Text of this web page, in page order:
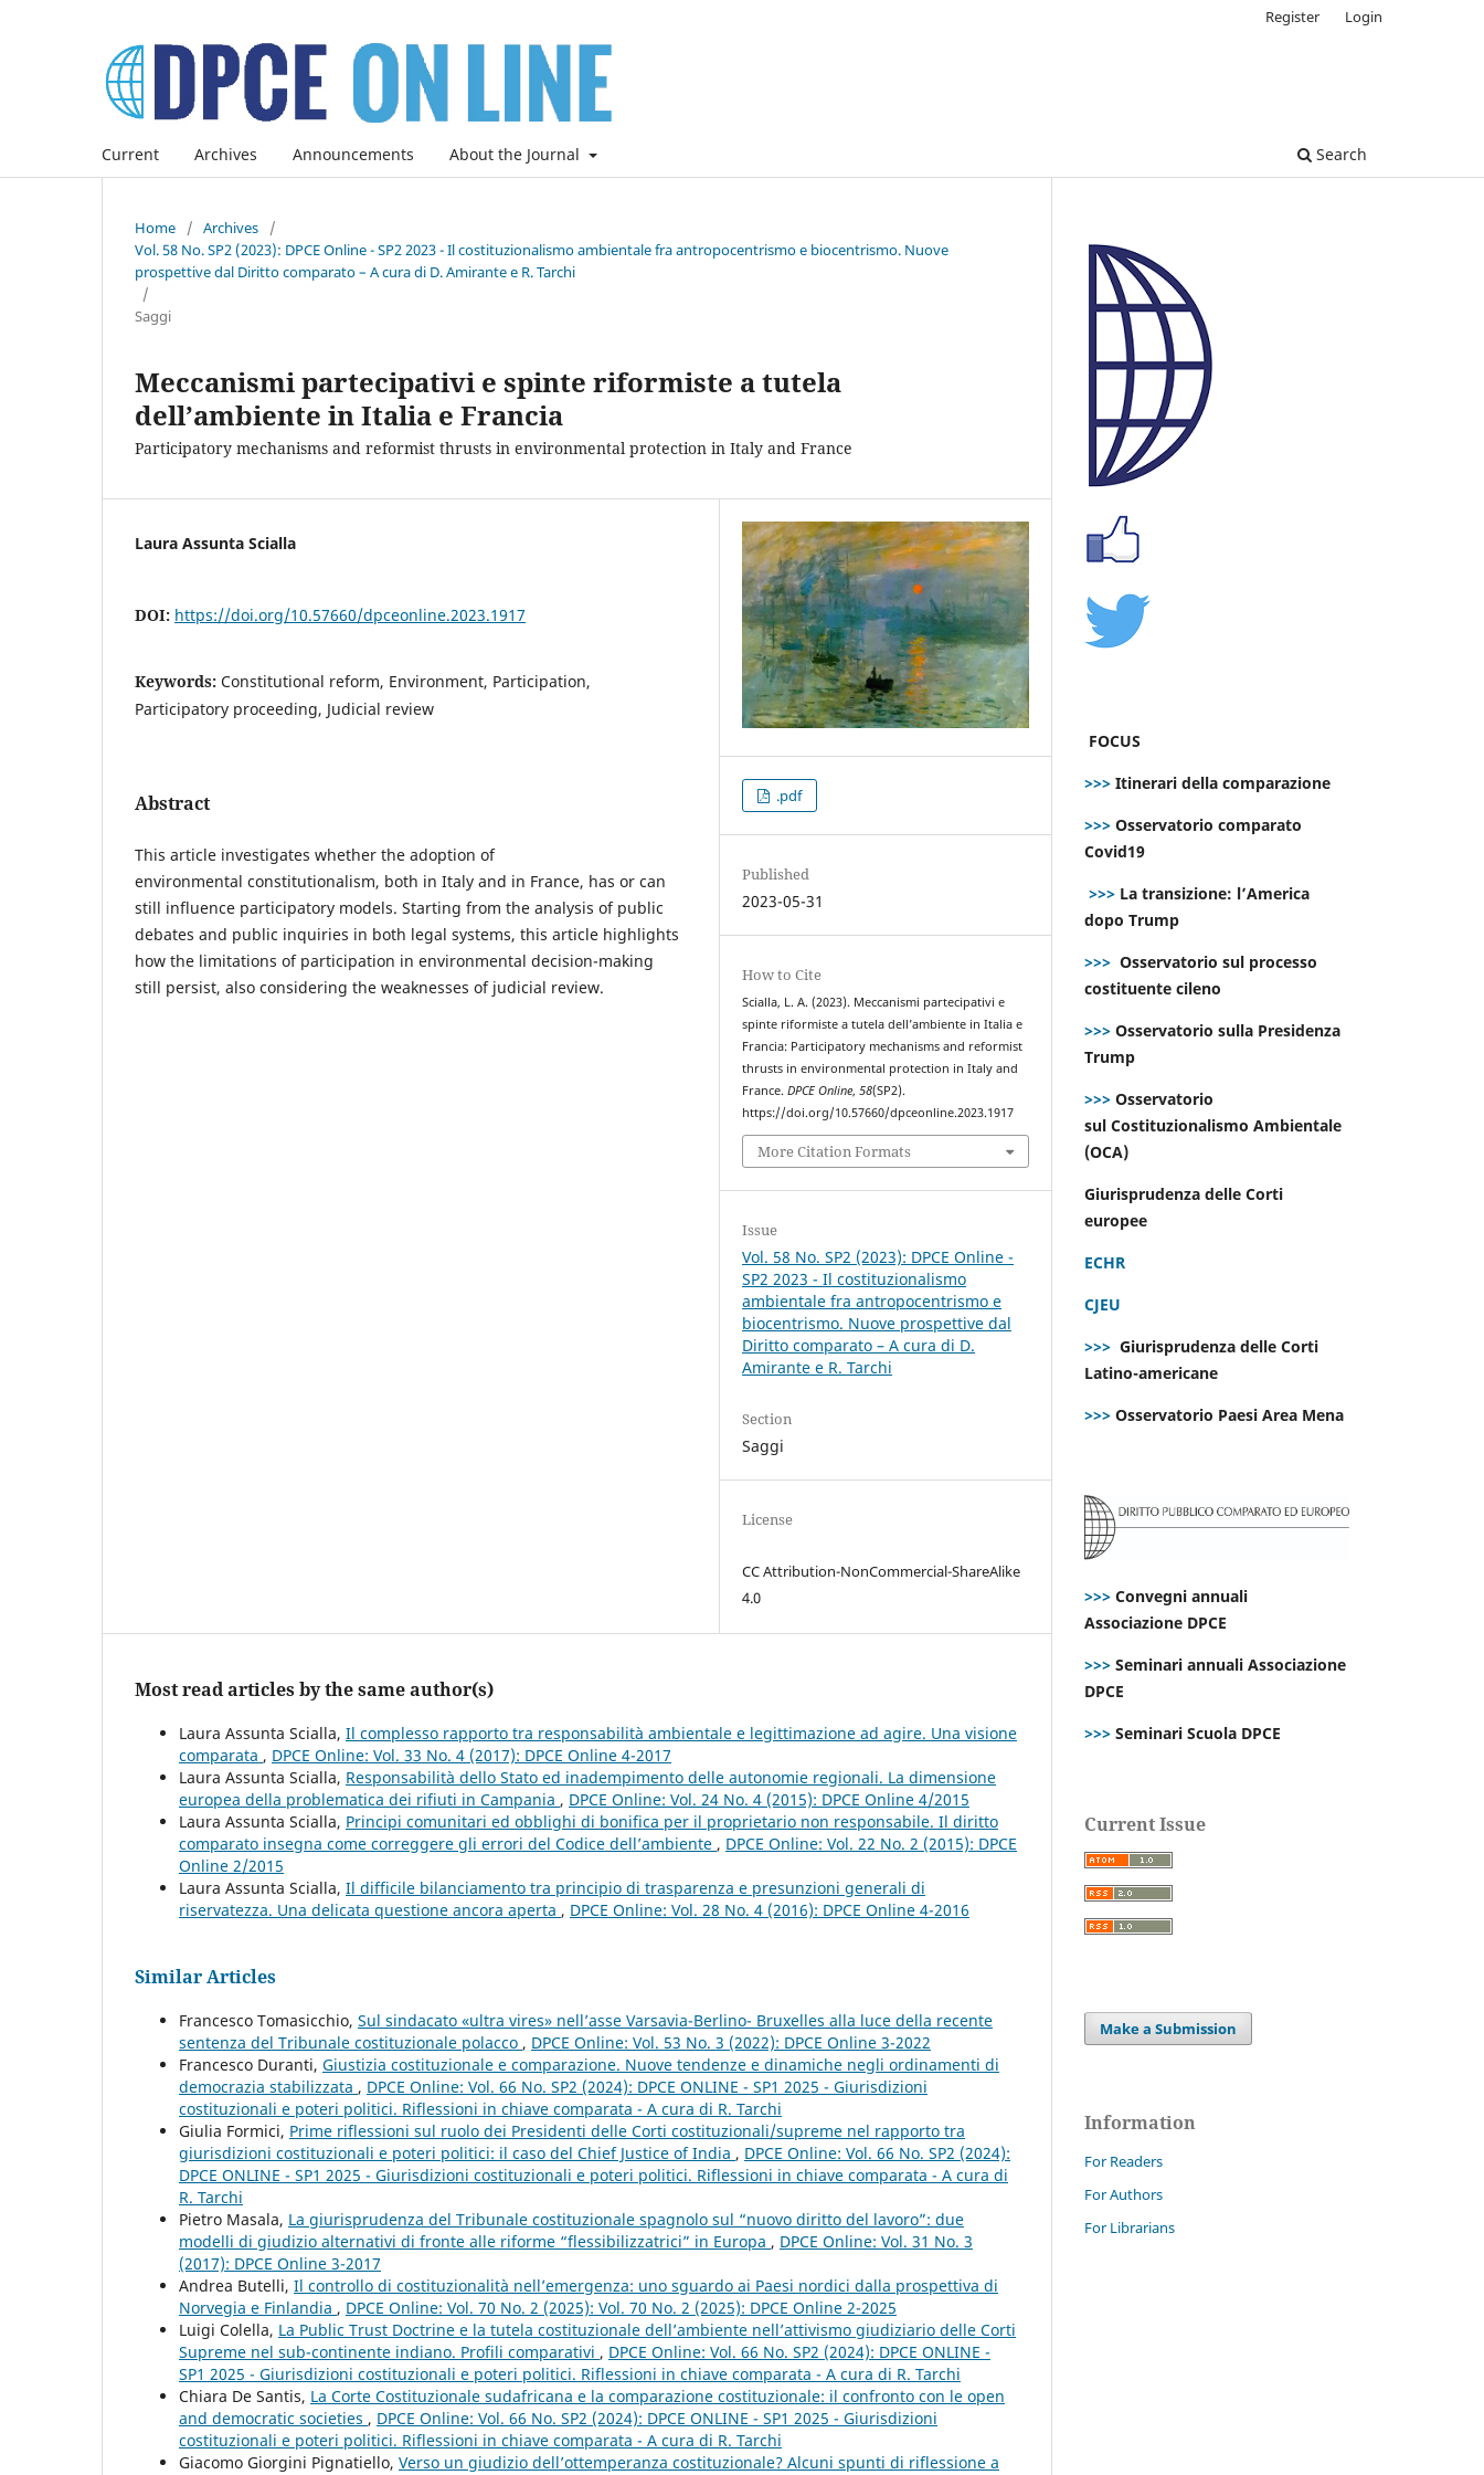
Current Archives Announcements About the Journal Search
Register Login
Home / Archives
/
Vol. 58 No. SP2 (2023): DPCE Online - SP2 2023 - Il costituzionalismo ambientale fra antropocentrismo e biocentrismo. Nuove
prospettive dal Diritto comparato – A cura di D. Amirante e R. Tarchi
/
Saggi
Meccanismi partecipativi e spinte riformiste a tutela
dell’ambiente in Italia e Francia
Participatory mechanisms and reformist thrusts in environmental protection in Italy and France
Laura Assunta Scialla
DOI: https://doi.org/10.57660/dpceonline.2023.1917
Keywords: Constitutional reform, Environment, Participation,
Participatory proceeding, Judicial review
Abstract
This article investigates whether the adoption of
environmental constitutionalism, both in Italy and in France, has or can
still influence participatory models. Starting from the analysis of public
debates and public inquiries in both legal systems, this article highlights
how the limitations of participation in environmental decision-making
still persist, also considering the weaknesses of judicial review.
.pdf
Published
2023-05-31
How to Cite
Scialla, L. A. (2023). Meccanismi partecipativi e
spinte riformiste a tutela dell’ambiente in Italia e
Francia: Participatory mechanisms and reformist
thrusts in environmental protection in Italy and
France.DPCE Online,58(SP2).
https://doi.org/10.57660/dpceonline.2023.1917
More Citation Formats
Issue
Vol. 58 No. SP2 (2023): DPCE Online -
SP2 2023 - Il costituzionalismo
ambientale fra antropocentrismo e
biocentrismo. Nuove prospettive dal
Diritto comparato – A cura di D.
Amirante e R. Tarchi
Section
Saggi
License
CC Attribution-NonCommercial-ShareAlike
4.0
Most read articles by the same author(s)
Laura Assunta Scialla, Il complesso rapporto tra responsabilità ambientale e legittimazione ad agire. Una visione
comparata , DPCE Online: Vol. 33 No. 4 (2017): DPCE Online 4-2017
Laura Assunta Scialla, Responsabilità dello Stato ed inadempimento delle autonomie regionali. La dimensione
europea della problematica dei rifiuti in Campania , DPCE Online: Vol. 24 No. 4 (2015): DPCE Online 4/2015
Laura Assunta Scialla, Principi comunitari ed obblighi di bonifica per il proprietario non responsabile. Il diritto
comparato insegna come correggere gli errori del Codice dell’ambiente , DPCE Online: Vol. 22 No. 2 (2015): DPCE
Online 2/2015
Laura Assunta Scialla, Il difficile bilanciamento tra principio di trasparenza e presunzioni generali di
riservatezza. Una delicata questione ancora aperta , DPCE Online: Vol. 28 No. 4 (2016): DPCE Online 4-2016
Similar Articles
Francesco Tomasicchio, Sul sindacato «ultra vires» nell’asse Varsavia-Berlino- Bruxelles alla luce della recente
sentenza del Tribunale costituzionale polacco , DPCE Online: Vol. 53 No. 3 (2022): DPCE Online 3-2022
Francesco Duranti, Giustizia costituzionale e comparazione. Nuove tendenze e dinamiche negli ordinamenti di
democrazia stabilizzata , DPCE Online: Vol. 66 No. SP2 (2024): DPCE ONLINE - SP1 2025 - Giurisdizioni
costituzionali e poteri politici. Riflessioni in chiave comparata - A cura di R. Tarchi
Giulia Formici, Prime riflessioni sul ruolo dei Presidenti delle Corti costituzionali/supreme nel rapporto tra
giurisdizioni costituzionali e poteri politici: il caso del Chief Justice of India , DPCE Online: Vol. 66 No. SP2 (2024):
DPCE ONLINE - SP1 2025 - Giurisdizioni costituzionali e poteri politici. Riflessioni in chiave comparata - A cura di
R. Tarchi
Pietro Masala, La giurisprudenza del Tribunale costituzionale spagnolo sul “nuovo diritto del lavoro”: due
modelli di giudizio alternativi di fronte alle riforme “flessibilizzatrici” in Europa , DPCE Online: Vol. 31 No. 3
(2017): DPCE Online 3-2017
Andrea Butelli, Il controllo di costituzionalità nell’emergenza: uno sguardo ai Paesi nordici dalla prospettiva di
Norvegia e Finlandia , DPCE Online: Vol. 70 No. 2 (2025): Vol. 70 No. 2 (2025): DPCE Online 2-2025
Luigi Colella, La Public Trust Doctrine e la tutela costituzionale dell’ambiente nell’attivismo giudiziario delle Corti
Supreme nel sub-continente indiano. Profili comparativi , DPCE Online: Vol. 66 No. SP2 (2024): DPCE ONLINE -
SP1 2025 - Giurisdizioni costituzionali e poteri politici. Riflessioni in chiave comparata - A cura di R. Tarchi
Chiara De Santis, La Corte Costituzionale sudafricana e la comparazione costituzionale: il confronto con le open
and democratic societies , DPCE Online: Vol. 66 No. SP2 (2024): DPCE ONLINE - SP1 2025 - Giurisdizioni
costituzionali e poteri politici. Riflessioni in chiave comparata - A cura di R. Tarchi
Giacomo Giorgini Pignatiello, Verso un giudizio dell’ottemperanza costituzionale? Alcuni spunti di riflessione a
FOCUS
>>> Itinerari della comparazione
>>> Osservatorio comparato
Covid19
>>> La transizione: l’America
dopo Trump
>>> Osservatorio sul processo
costituente cileno
>>> Osservatorio sulla Presidenza
Trump
>>> Osservatorio
sul Costituzionalismo Ambientale
(OCA)
Giurisprudenza delle Corti
europee
ECHR
CJEU
>>> Giurisprudenza delle Corti
Latino-americane
>>> Osservatorio Paesi Area Mena
>>> Convegni annuali
Associazione DPCE
>>> Seminari annuali Associazione
DPCE
>>> Seminari Scuola DPCE
Current Issue
Make a Submission
Information
For Readers
For Authors
For Librarians